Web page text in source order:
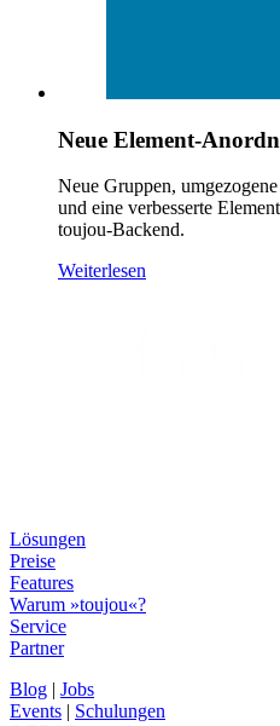
Neue Element-
Neue Gruppen,
und eine verbesserte
toujou-Backend.
Weiterlesen
Lösungen
Preise
Features
Warum »toujou«?
Service
Partner
Blog
Jobs
Events
Schulungen